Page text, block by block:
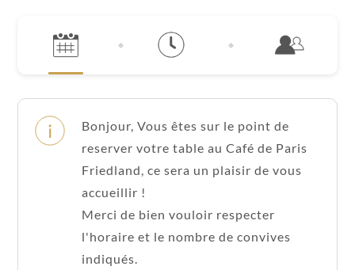
Bonjour, Vous êtes sur le point de
reserver votre table au Café de Paris
Friedland, ce sera un plaisir de vous
accueillir !
Merci de bien vouloir respecter
l'horaire et le nombre de convives
indiqués.